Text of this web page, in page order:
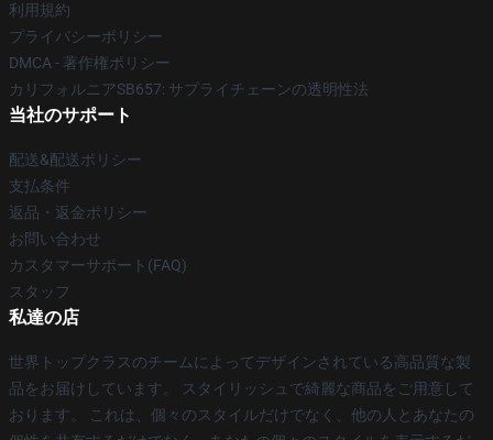
利用規約
プライバシーポリシー
DMCA - 著作権ポリシー
カリフォルニアSB657: サプライチェーンの透明性法
当社のサポート
配送&配送ポリシー
支払条件
返品・返金ポリシー
お問い合わせ
カスタマーサポート(FAQ)
スタッフ
私達の店
世界トップクラスのチームによってデザインされている高品質な製
品をお届けしています。 スタイリッシュで綺麗な商品をご用意して
おります。 これは、個々のスタイルだけでなく、他の人とあなたの